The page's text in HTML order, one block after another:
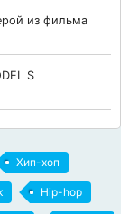
из фильма
S
Хип-хоп
Hip-hop